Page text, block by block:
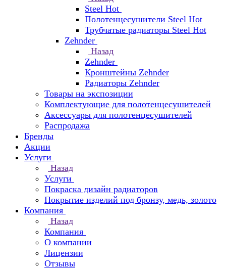
Steel Hot
Полотенцесушители Steel Hot
Трубчатые радиаторы Steel Hot
Zehnder
Назад
Zehnder
Кронштейны Zehnder
Радиаторы Zehnder
Товары на экспозиции
Комплектующие для полотенцесушителей
Аксессуары для полотенцесушителей
Распродажа
Бренды
Акции
Услуги
Назад
Услуги
Покраска дизайн радиаторов
Покрытие изделий под бронзу, медь, золото
Компания
Назад
Компания
О компании
Лицензии
Отзывы